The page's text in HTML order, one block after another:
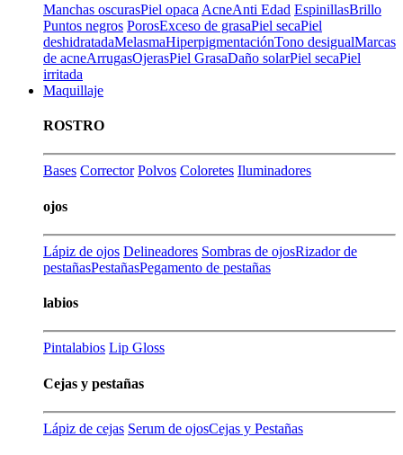
Manchas oscurasPiel opaca AcneAnti Edad EspinillasBrillo
Puntos negros PorosExceso de grasaPiel secaPiel
deshidratadaMelasmaHiperpigmentaciónTono desigualMarcas
de acneArrugasOjerasPiel GrasaDaño solarPiel secaPiel
irritada
Maquillaje
ROSTRO
Bases Corrector Polvos Coloretes Iluminadores
ojos
Lápiz de ojos Delineadores Sombras de ojosRizador de
pestañasPestañasPegamento de pestañas
labios
Pintalabios Lip Gloss
Cejas y pestañas
Lápiz de cejas Serum de ojosCejas y Pestañas